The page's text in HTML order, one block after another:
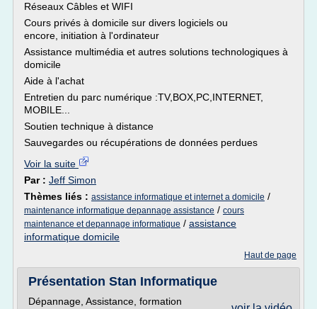
Réseaux Câbles et WIFI
Cours privés à domicile sur divers logiciels ou
encore, initiation à l'ordinateur
Assistance multimédia et autres solutions technologiques à
domicile
Aide à l'achat
Entretien du parc numérique :TV,BOX,PC,INTERNET,
MOBILE...
Soutien technique à distance
Sauvegardes ou récupérations de données perdues
Voir la suite
Par : Jeff Simon
Thèmes liés : assistance informatique et internet a domicile /
maintenance informatique depannage assistance / cours
maintenance et depannage informatique / assistance
informatique domicile
Haut de page
Présentation Stan Informatique
Dépannage, Assistance, formation